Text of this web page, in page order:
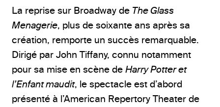
La reprise sur Broadway de The Glass
Menagerie, plus de soixante ans après sa
création, remporte un succès remarquable.
Dirigé par John Tiffany, connu notamment
pour sa mise en scène de Harry Potter et
l’Enfant maudit, le spectacle est d’abord
présenté à l’American Repertory Theater de